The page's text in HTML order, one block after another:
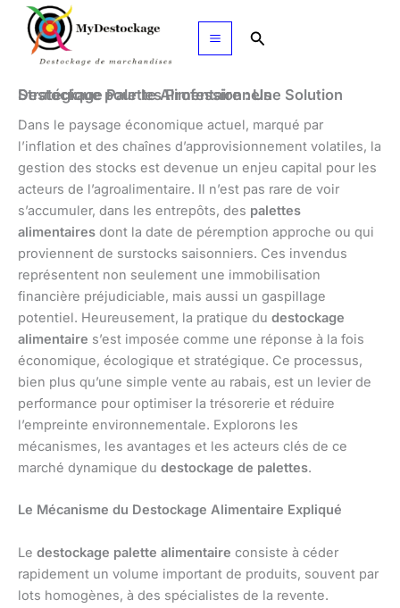
Aller
contenu
Rechercher
Destockage Palette Alimentaire : Une Solution Stratégique pour les Professionnels
Dans le paysage économique actuel, marqué par
l’inflation et des chaînes d’approvisionnement volatiles, la
gestion des stocks est devenue un enjeu capital pour les
acteurs de l’agroalimentaire. Il n’est pas rare de voir
s’accumuler, dans les entrepôts, des palettes
alimentaires dont la date de péremption approche ou qui
proviennent de surstocks saisonniers. Ces invendus
représentent non seulement une immobilisation
financière préjudiciable, mais aussi un gaspillage
potentiel. Heureusement, la pratique du destockage
alimentaire s’est imposée comme une réponse à la fois
économique, écologique et stratégique. Ce processus,
bien plus qu’une simple vente au rabais, est un levier de
performance pour optimiser la trésorerie et réduire
l’empreinte environnementale. Explorons les
mécanismes, les avantages et les acteurs clés de ce
marché dynamique du destockage de palettes.
Le Mécanisme du Destockage Alimentaire Expliqué
Le destockage palette alimentaire consiste à céder
rapidement un volume important de produits, souvent par
lots homogènes, à des spécialistes de la revente.